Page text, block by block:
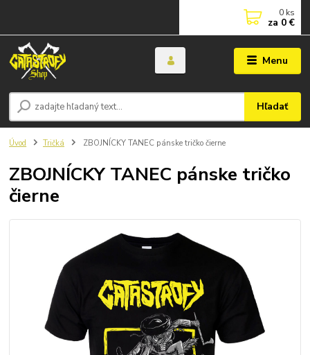
Menu
Hľadať
0 ks
za 0 €
Úvod Tričká ZBOJNÍCKY TANEC pánske tričko čierne
ZBOJNÍCKY TANEC pánske tričko
čierne